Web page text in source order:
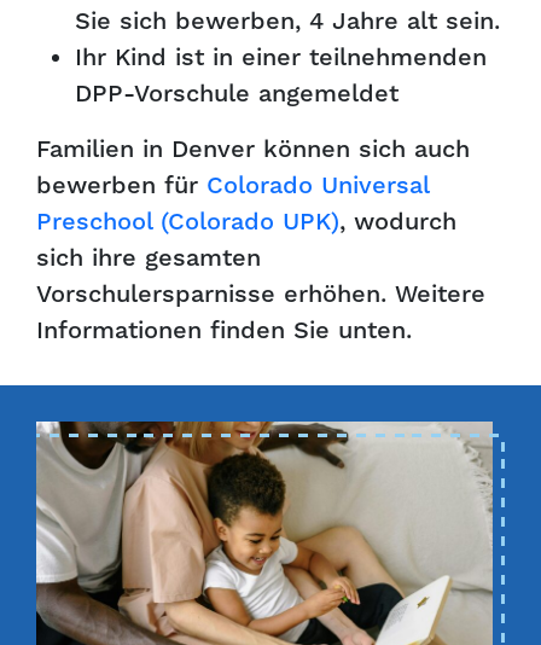
Sie sich bewerben, 4 Jahre alt sein.
Ihr Kind ist in einer teilnehmenden
DPP-Vorschule angemeldet
Familien in Denver können sich auch
bewerben für Colorado Universal
Preschool (Colorado UPK), wodurch
sich ihre gesamten
Vorschulersparnisse erhöhen. Weitere
Informationen finden Sie unten.